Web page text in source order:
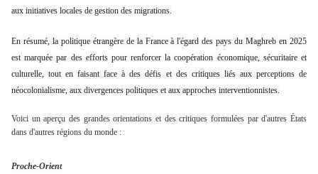
aux initiatives locales de gestion des migrations.
En résumé, la politique étrangère de la France à l'égard des pays du Maghreb en 2025
est marquée par des efforts pour renforcer la coopération économique, sécuritaire et
culturelle, tout en faisant face à des défis et des critiques liés aux perceptions de
néocolonialisme, aux divergences politiques et aux approches interventionnistes.
Voici un aperçu des grandes orientations et des critiques formulées par d'autres États
dans d'autres régions du monde :
Proche-Orient